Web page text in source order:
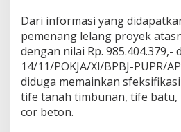
n
o
l
u
m
e
,
Dari informasi yang
pemenang lelang proyek
dengan nilai Rp. 985.404.379,-
14/11/POKJA/Xl/BPBJ-PUPR/
diduga memainkan
tife tanah timbunan, tife batu,
cor beton.